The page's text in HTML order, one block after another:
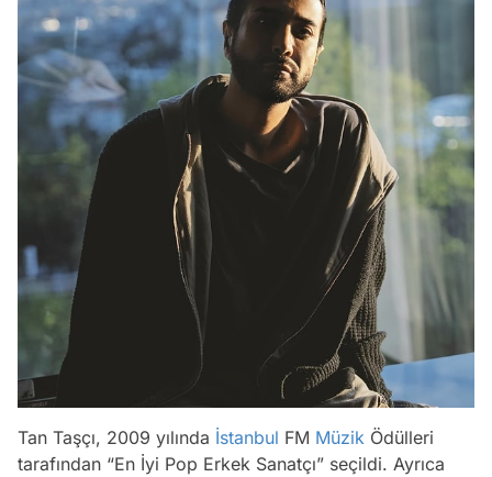
Tan Taşçı, 2009 yılında İstanbul FM Müzik Ödülleri
tarafından “En İyi Pop Erkek Sanatçı” seçildi. Ayrıca